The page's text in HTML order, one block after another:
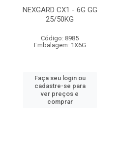
NEXGARD CX1 - 6G GG
25/50KG
Código: 8985
Embalagem: 1X6G
Faça seu login ou
cadastre-se para
ver preços e
comprar